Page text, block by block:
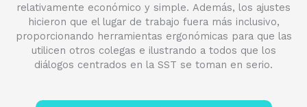
relativamente económico y simple. Además, los ajustes
hicieron que el lugar de trabajo fuera más inclusivo,
proporcionando herramientas ergonómicas para que las
utilicen otros colegas e ilustrando a todos que los
diálogos centrados en la SST se toman en serio.